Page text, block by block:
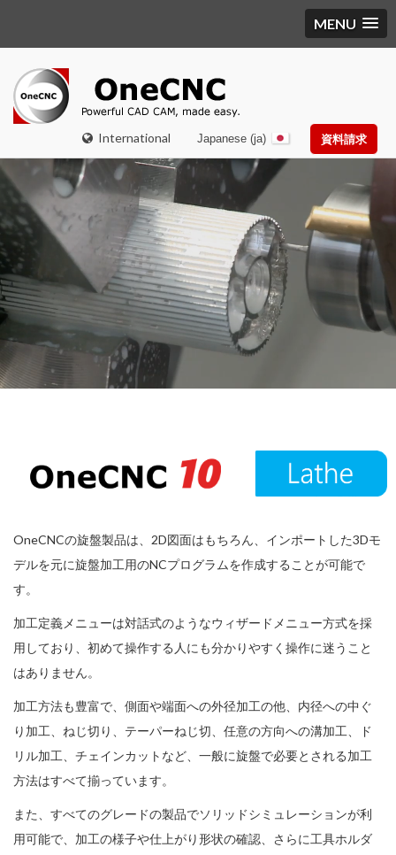
MENU
International 資料請求
Japanese (ja)
OneCNCの旋盤製品は、2D図面はもちろん、インポートした3Dモ
デルを元に旋盤加工用のNCプログラムを作成することが可能で
す。
加工定義メニューは対話式のようなウィザードメニュー方式を採
用しており、初めて操作する人にも分かりやすく操作に迷うこと
はありません。
加工方法も豊富で、側面や端面への外径加工の他、内径への中ぐ
り加工、ねじ切り、テーパーねじ切、任意の方向への溝加工、ド
リル加工、チェインカットなど、一般に旋盤で必要とされる加工
方法はすべて揃っています。
また、すべてのグレードの製品でソリッドシミュレーションが利
用可能で、加工の様子や仕上がり形状の確認、さらに工具ホルダ